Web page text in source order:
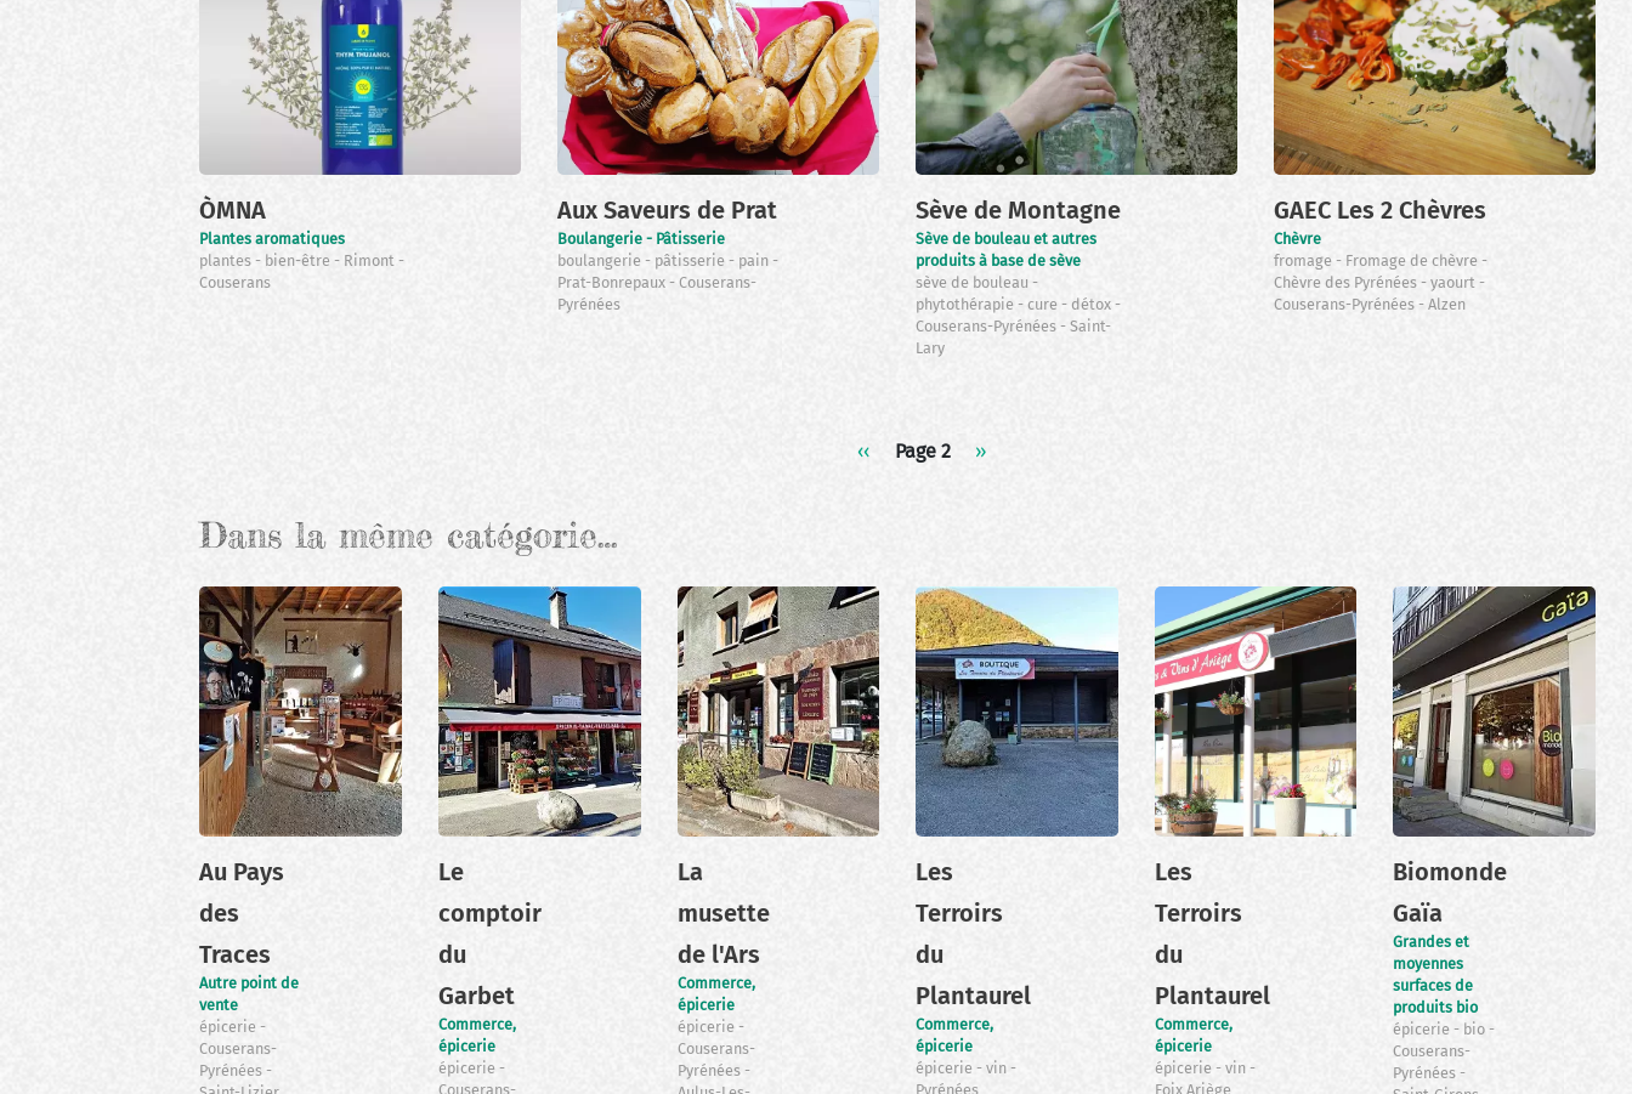
ÒMNA
Plantes aromatiques
plantes bien-être Rimont
Couserans
Aux Saveurs de Prat
Boulangerie - Pâtisserie
boulangerie pâtisserie pain
Prat-Bonrepaux Couserans-
Pyrénées
Sève de Montagne
Sève de bouleau et autres
produits à base de sève
sève de bouleau
phytothérapie cure détox
Couserans-Pyrénées Saint-
Lary
GAEC Les 2 Chèvres
Chèvre
fromage
Fromage de chèvre
Chèvre des Pyrénées yaourt
Couserans-Pyrénées Alzen
Page
‹‹ Page 2
Page
››
Dans la même catégorie…
Au Pays
des
Traces
Autre point de
vente
épicerie
Couserans-
Pyrénées
Le
comptoir
du
Garbet
Commerce,
épicerie
épicerie
Couserans-
La
musette
de l'Ars
Commerce,
épicerie
épicerie
Couserans-
Pyrénées
Les
Terroirs
du
Plantaurel
Commerce,
épicerie
épicerie vin
Pyrénées
Les
Terroirs
du
Plantaurel
Commerce,
épicerie
épicerie
vin
Foix Ariège
Biomonde
Gaïa
Grandes et
moyennes
surfaces de
produits bio
épicerie bio
Couserans-
Pyrénées